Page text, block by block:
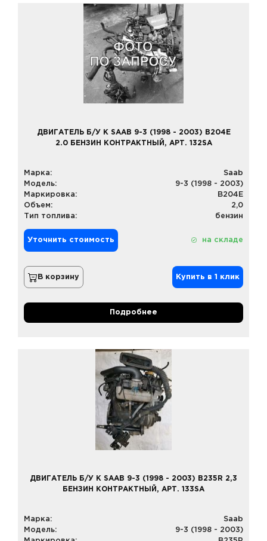
ДВИГАТЕЛЬ Б/У К SAAB 9-3 (1998 - 2003) B204E
2.0 БЕНЗИН КОНТРАКТНЫЙ, АРТ. 132SA
Марка:
Saab
Модель:
9-3 (1998 - 2003)
Маркировка:
B204E
Объем:
2,0
Тип топлива:
бензин
Уточнить стоимость на складе
В корзину Купить в 1 клик
Подробнее
ДВИГАТЕЛЬ Б/У К SAAB 9-3 (1998 - 2003) B235R 2,3
БЕНЗИН КОНТРАКТНЫЙ, АРТ. 133SA
Марка:
Saab
Модель:
9-3 (1998 - 2003)